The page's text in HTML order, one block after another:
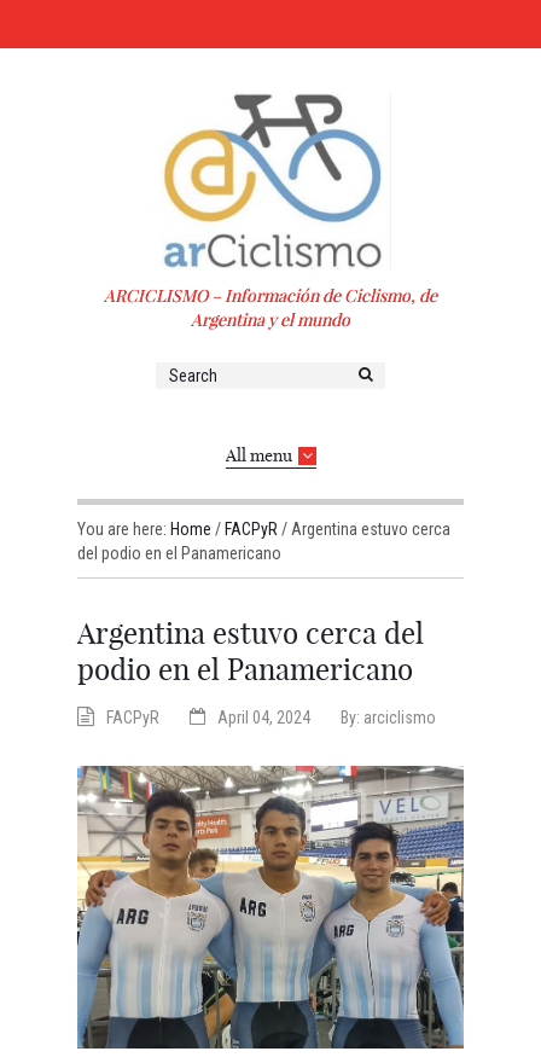
ARCICLISMO – Información de Ciclismo, de
Argentina y el mundo
All menu
You are here: Home / FACPyR / Argentina estuvo cerca
del podio en el Panamericano
Argentina estuvo cerca del
podio en el Panamericano
FACPyR April 04, 2024 By: arciclismo